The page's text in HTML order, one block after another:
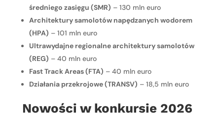
średniego zasięgu (SMR) – 130 mln euro
Architektury samolotów napędzanych wodorem
(HPA) – 101 mln euro
Ultrawydajne regionalne architektury samolotów
(REG) – 40 mln euro
Fast Track Areas (FTA) – 40 mln euro
Działania przekrojowe (TRANSV) – 18,5 mln euro
Nowości w konkursie 2026